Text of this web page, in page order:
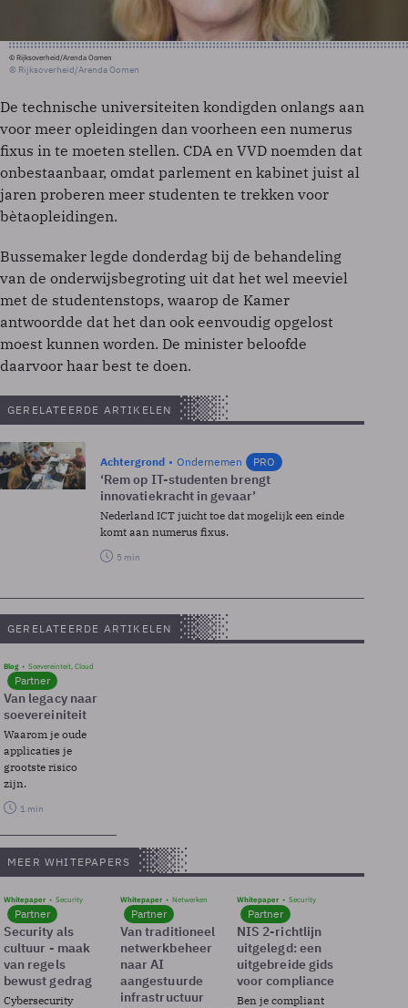
© Rijksoverheid/Arenda Oomen
© Rijksoverheid/Arenda Oomen
De technische universiteiten kondigden onlangs aan
voor meer opleidingen dan voorheen een numerus
fixus in te moeten stellen. CDA en VVD noemden dat
onbestaanbaar, omdat parlement en kabinet juist al
jaren proberen meer studenten te trekken voor
bètaopleidingen.
Bussemaker legde donderdag bij de behandeling
van de onderwijsbegroting uit dat het wel meeviel
met de studentenstops, waarop de Kamer
antwoordde dat het dan ook eenvoudig opgelost
moest kunnen worden. De minister beloofde
daarvoor haar best te doen.
GERELATEERDE ARTIKELEN
Achtergrond Ondernemen PRO
‘Rem op IT-studenten brengt
innovatiekracht in gevaar’
Nederland ICT juicht toe dat mogelijk een einde
komt aan numerus fixus.
5 min
GERELATEERDE ARTIKELEN
Blog Soevereinteit, Cloud
Partner
Van legacy naar
soevereiniteit
Waarom je oude
applicaties je
grootste risico
zijn.
1 min
MEER WHITEPAPERS
Whitepaper Security
Partner
Security als
cultuur - maak
van regels
bewust gedrag
Cybersecurity
Whitepaper Netwerken
Partner
Van traditioneel
netwerkbeheer
naar AI
aangestuurde
infrastructuur
Whitepaper Security
Partner
NIS 2-richtlijn
uitgelegd: een
uitgebreide gids
voor compliance
Ben je compliant